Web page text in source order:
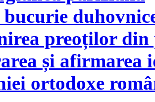
preoților din
și
ortodoxe